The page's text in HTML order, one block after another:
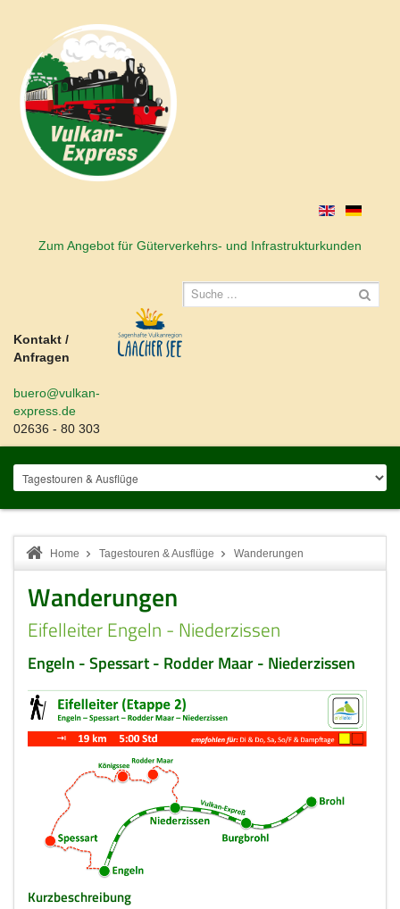
Zum Angebot für Güterverkehrs- und Infrastrukturkunden
Kontakt /
Anfragen
buero@vulkan-
express.de
02636 - 80 303
Home Tagestouren & Ausflüge Wanderungen
Wanderungen
Eifelleiter Engeln - Niederzissen
Engeln - Spessart - Rodder Maar - Niederzissen
Kurzbeschreibung